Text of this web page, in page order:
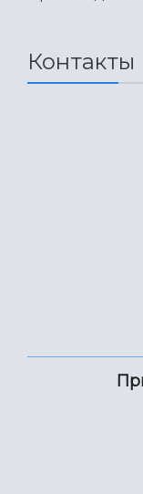
Контакты